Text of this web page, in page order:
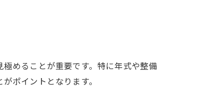
めることが重要です。特に年式や整備
ポイントとなります。